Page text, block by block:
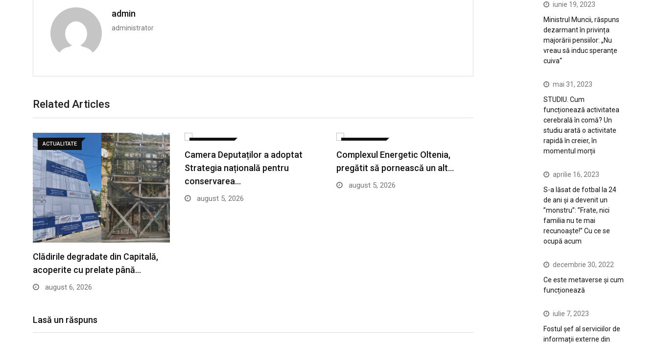
admin
administrator
Related Articles
ACTUALITATE
Clădirile degradate din Capitală,
acoperite cu prelate până…
august 6, 2026
Camera Deputaților a adoptat
Strategia națională pentru
conservarea…
august 5, 2026
Complexul Energetic Oltenia,
pregătit să pornească un alt…
august 5, 2026
Lasă un răspuns
iunie 19, 2023
Ministrul Muncii, răspuns
dezarmant în privința
majorării pensiilor: „Nu
vreau să induc speranţe
cuiva“
mai 31, 2023
STUDIU. Cum
funcționează activitatea
cerebrală în comă? Un
studiu arată o activitate
rapidă în creier, în
momentul morții
aprilie 16, 2023
S-a lăsat de fotbal la 24
de ani și a devenit un
”monstru”: ”Frate, nici
familia nu te mai
recunoaște!” Cu ce se
ocupă acum
decembrie 30, 2022
Ce este metaverse și cum
funcționează
iulie 7, 2023
Fostul șef al serviciilor de
informații externe din